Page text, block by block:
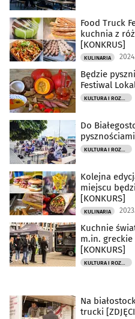
Food Truck
kuchnia z
[KONKRUS]
KULINARIA
Będzie
Festiwal
Do
pysznościami
Kolejna
miejscu
[KONKURS]
KULINARIA
Kuchnie
m.in.
[KONKURS]
Na
trucki